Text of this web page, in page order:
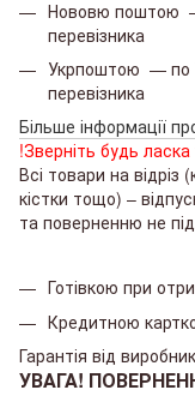
Нововю поштою —
перевізника
Укрпоштою — по
перевізника
Більше інформації
!Зверніть будь ласка
Всі товари на відріз
кістки тощо) –
та поверненню не
Готівкою при
Кредитною
Гарантія від
УВАГА!